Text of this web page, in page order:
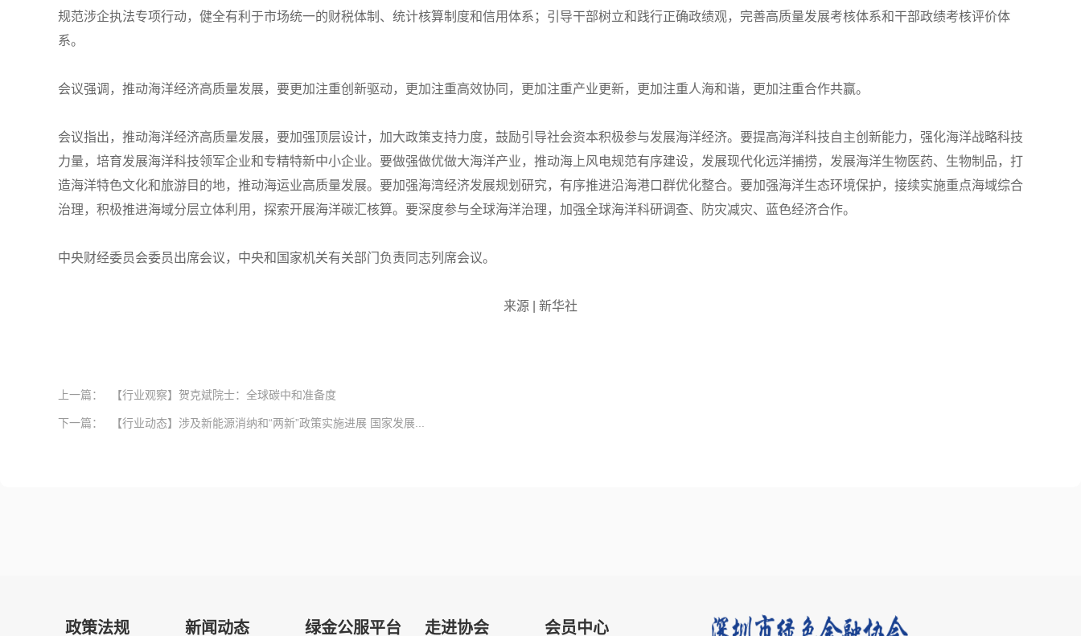
规范涉企执法专项行动，健全有利于市场统一的财税体制、统计核算制度和信用体系；引导干部树立和践行正确政绩观，完善高质量发展考核体系和干部政绩考核评价体
系。
会议强调，推动海洋经济高质量发展，要更加注重创新驱动，更加注重高效协同，更加注重产业更新，更加注重人海和谐，更加注重合作共赢。
会议指出，推动海洋经济高质量发展，要加强顶层设计，加大政策支持力度，鼓励引导社会资本积极参与发展海洋经济。要提高海洋科技自主创新能力，强化海洋战略科技
力量，培育发展海洋科技领军企业和专精特新中小企业。要做强做优做大海洋产业，推动海上风电规范有序建设，发展现代化远洋捕捞，发展海洋生物医药、生物制品，打
造海洋特色文化和旅游目的地，推动海运业高质量发展。要加强海湾经济发展规划研究，有序推进沿海港口群优化整合。要加强海洋生态环境保护，接续实施重点海域综合
治理，积极推进海域分层立体利用，探索开展海洋碳汇核算。要深度参与全球海洋治理，加强全球海洋科研调查、防灾减灾、蓝色经济合作。
中央财经委员会委员出席会议，中央和国家机关有关部门负责同志列席会议。
来源 | 新华社
上一篇： 【行业观察】贺克斌院士：全球碳中和准备度
下一篇： 【行业动态】涉及新能源消纳和“两新”政策实施进展 国家发展...
政策法规 新闻动态 绿金公服平台 走进协会 会员中心